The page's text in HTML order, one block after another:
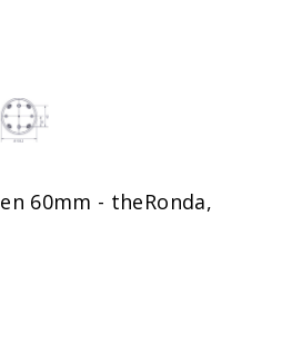
60mm - theRonda,